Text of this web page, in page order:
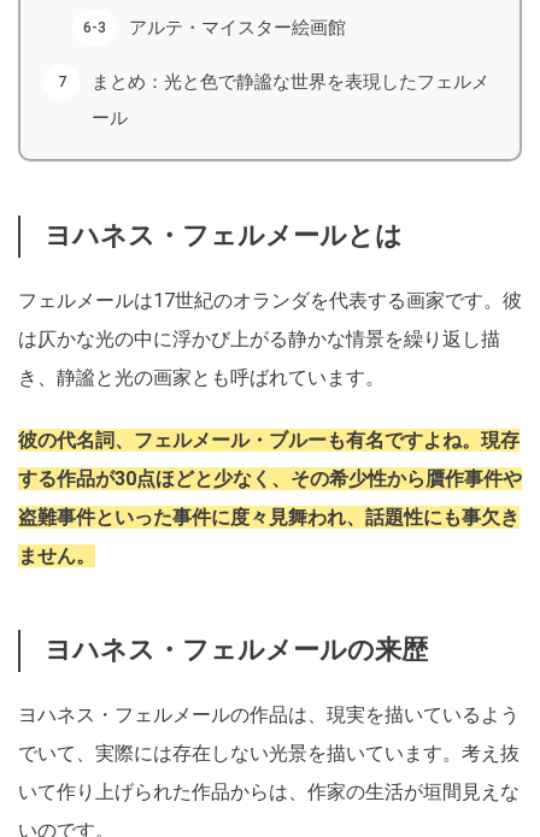
アルテ・マイスター絵画館
まとめ：光と色で静謐な世界を表現したフェルメ
ール
ヨハネス・フェルメールとは
フェルメールは17世紀のオランダを代表する画家です。彼
は仄かな光の中に浮かび上がる静かな情景を繰り返し描
き、静謐と光の画家とも呼ばれています。
彼の代名詞、フェルメール・ブルーも有名ですよね。現存
する作品が30点ほどと少なく、その希少性から贋作事件や
盗難事件といった事件に度々見舞われ、話題性にも事欠き
ません。
ヨハネス・フェルメールの来歴
ヨハネス・フェルメールの作品は、現実を描いているよう
でいて、実際には存在しない光景を描いています。考え抜
いて作り上げられた作品からは、作家の生活が垣間見えな
いのです。